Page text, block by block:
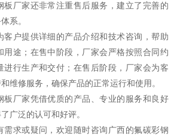
板厂家还非常注重售后服务，建立了完善的
系。
客户提供详细的产品介绍和技术咨询，帮助
用途；在售中阶段，厂家会严格按照合同约
进行生产和交付；在售后阶段，厂家会为客
维修服务，确保产品的正常运行和使用。
板厂家凭借优质的产品、专业的服务和良好
广泛的认可和好评。
需求或疑问，欢迎随时咨询广西的氟碳彩钢